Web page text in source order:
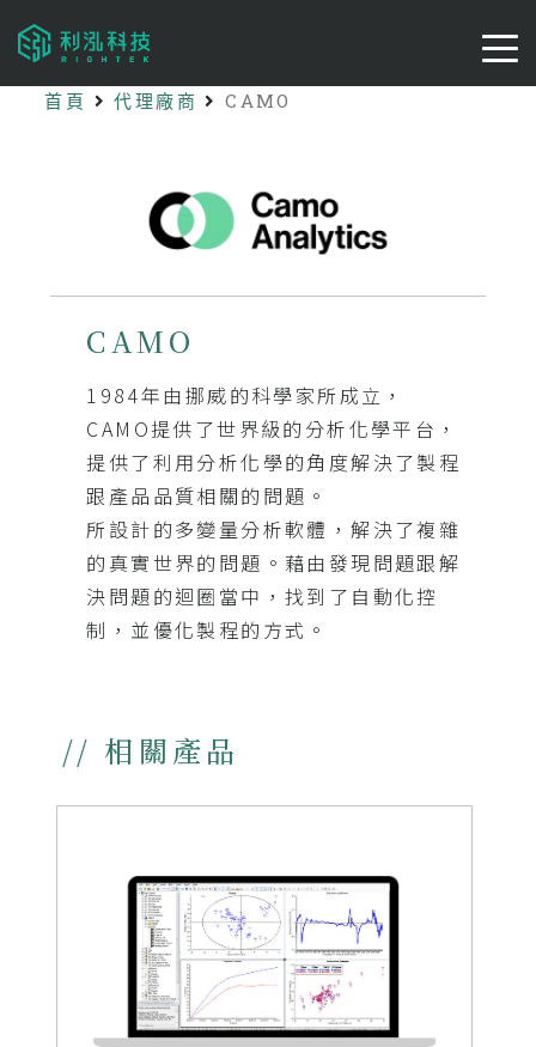
首頁 代理廠商 CAMO
CAMO
1984年由挪威的科學家所成立，
CAMO提供了世界級的分析化學平台，
提供了利用分析化學的角度解決了製程
跟產品品質相關的問題。
所設計的多變量分析軟體，解決了複雜
的真實世界的問題。藉由發現問題跟解
決問題的迴圈當中，找到了自動化控
制，並優化製程的方式。
// 相關產品